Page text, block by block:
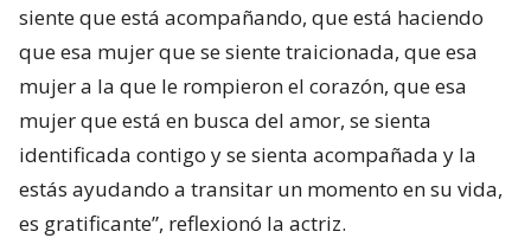
siente que está acompañando, que está haciendo
que esa mujer que se siente traicionada, que esa
mujer a la que le rompieron el corazón, que esa
mujer que está en busca del amor, se sienta
identificada contigo y se sienta acompañada y la
estás ayudando a transitar un momento en su vida,
es gratificante”, reflexionó la actriz.